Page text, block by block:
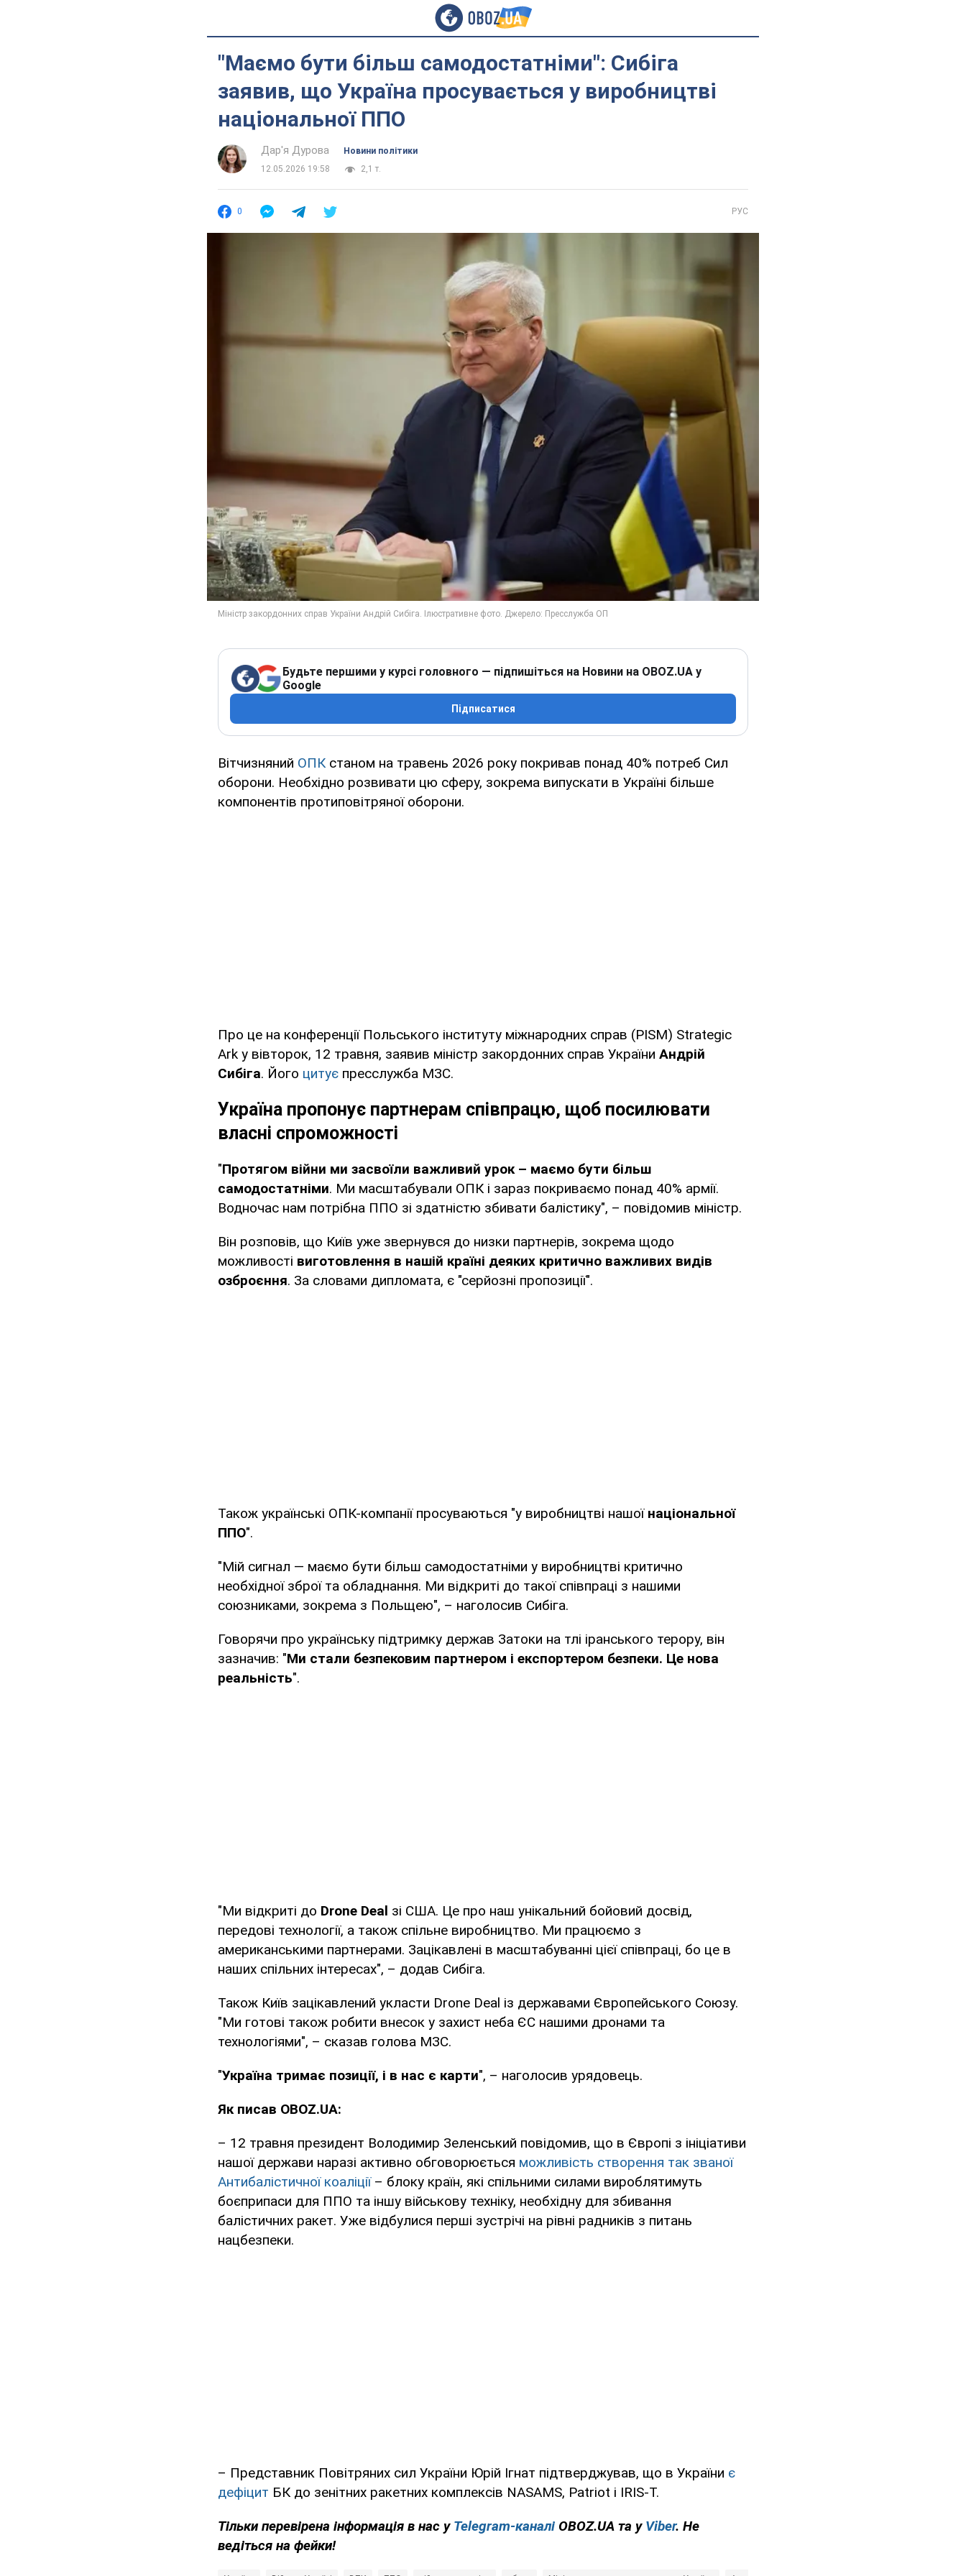
"Маємо бути більш самодостатніми": Сибіга
заявив, що Україна просувається у виробництві
національної ППО
Дар'я Дурова
Новини політики
12.05.2026 19:58
2,1 т.
0 РУС
Будьте першими у курсі головного — підпишіться на Новини на OBOZ.UA у
Google
Підписатися
Вітчизняний ОПКстаном на травень 2026 року покривав понад 40% потреб Сил
оборони. Необхідно розвивати цю сферу, зокрема випускати в Україні більше
компонентів протиповітряної оборони.
Про це на конференції Польського інституту міжнародних справ (PISM) Strategic
Ark у вівторок, 12 травня, заявив міністр закордонних справ України Андрій
Сибіга. Його цитує пресслужба МЗС.
Україна пропонує партнерам співпрацю, щоб посилювати
власні спроможності
"Протягом війни ми засвоїли важливий урок – маємо бути більш
самодостатніми. Ми масштабували ОПК і зараз покриваємо понад 40% армії.
Водночас нам потрібна ППО зі здатністю збивати балістику", – повідомив міністр.
Він розповів, що Київ уже звернувся до низки партнерів, зокрема щодо
можливості виготовлення в нашій країні деяких критично важливих видів
озброєння. За словами дипломата, є "серйозні пропозиції".
Також українські ОПК-компанії просуваються "у виробництві нашої національної
ППО".
"Мій сигнал — маємо бути більш самодостатніми у виробництві критично
необхідної зброї та обладнання. Ми відкриті до такої співпраці з нашими
союзниками, зокрема з Польщею", – наголосив Сибіга.
Говорячи про українську підтримку держав Затоки на тлі іранського терору, він
зазначив: "Ми стали безпековим партнером і експортером безпеки. Це нова
реальність".
"Ми відкриті до Drone Deal зі США. Це про наш унікальний бойовий досвід,
передові технології, а також спільне виробництво. Ми працюємо з
американськими партнерами. Зацікавлені в масштабуванні цієї співпраці, бо це в
наших спільних інтересах", – додав Сибіга.
Також Київ зацікавлений укласти Drone Deal із державами Європейського Союзу.
"Ми готові також робити внесок у захист неба ЄС нашими дронами та
технологіями", – сказав голова МЗС.
"Україна тримає позиції, і в нас є карти", – наголосив урядовець.
Як писав OBOZ.UA:
– 12 травня президент Володимир Зеленський повідомив, що в Європі з ініціативи
нашої держави наразі активно обговорюється можливість створення так званої
Антибалістичної коаліції– блоку країн, які спільними силами вироблятимуть
боєприпаси для ППО та іншу військову техніку, необхідну для збивання
балістичних ракет. Уже відбулися перші зустрічі на рівні радників з питань
нацбезпеки.
– Представник Повітряних сил України Юрій Ігнат підтверджував, що в України є
дефіцит БК до зенітних ракетних комплексів NASAMS, Patriot і IRIS-T.
Тільки перевірена інформація в нас у Telegram-каналі OBOZ.UA та у Viber. Не
ведіться на фейки!